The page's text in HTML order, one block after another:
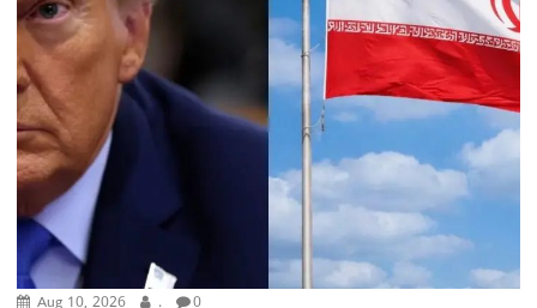
Aug 10, 2026 . 0